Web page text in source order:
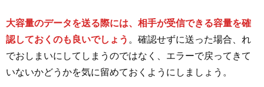
大容量のデータを送る際には、相手が受信できる容量を確
認しておくのも良いでしょう 。確認せずに送った場合、れ
でおしまいにしてしまうのではなく、エラーで戻ってきて
いないかどうかを気に留めておくようにしましょう。